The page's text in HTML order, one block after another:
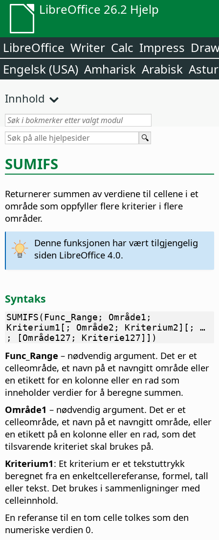
LibreOffice 26.2 Hjelp
LibreOffice Writer Calc Impress
Engelsk (USA) Amharisk Arabisk
Innhold
SUMIFS
Returnerer summen av verdiene til cellene i et
område som oppfyller flere kriterier i flere
områder.
Denne funksjonen har vært tilgjengelig
siden LibreOffice 4.0.
Syntaks
SUMIFS(Func_Range; Område1;
Kriterium1[; Område2; Kriterium2][; …
; [Område127; Kriterie127]])
Func_Range – nødvendig argument. Det er et
celleområde, et navn på et navngitt område eller
en etikett for en kolonne eller en rad som
inneholder verdier for å beregne summen.
Område1 – nødvendig argument. Det er et
celleområde, et navn på et navngitt område, eller
en etikett på en kolonne eller en rad, som det
tilsvarende kriteriet skal brukes på.
Kriterium1: Et kriterium er et tekstuttrykk
beregnet fra en enkeltcellereferanse, formel, tall
eller tekst. Det brukes i sammenligninger med
celleinnhold.
En referanse til en tom celle tolkes som den
numeriske verdien 0.